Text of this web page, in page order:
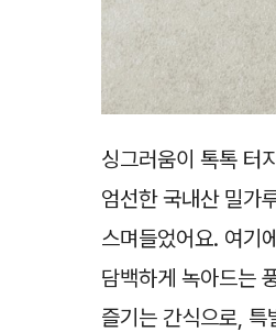
싱그러움이 톡톡 터
엄선한 국내산 밀가
스며들었어요. 여기
담백하게 녹아드는
즐기는 간식으로,